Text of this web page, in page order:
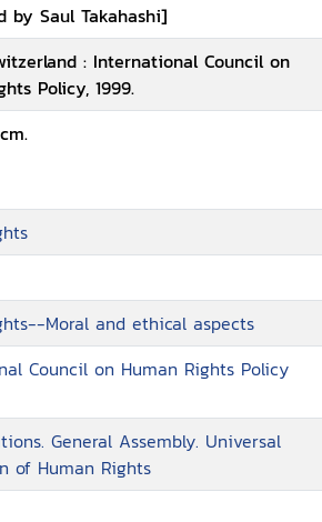
by Saul Takahashi]
: International Council on
Policy, 1999.
Moral and ethical aspects
Council on Human Rights Policy
General Assembly. Universal
of Human Rights